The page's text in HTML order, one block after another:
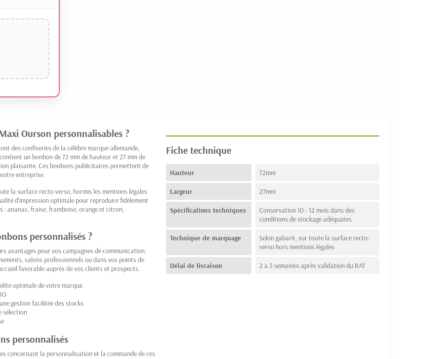
Ourson personnalisables ?
des confiseries de la célèbre marque allemande,
un bonbon de 72 mm de hauteur et 27 mm de
plaisante. Ces bonbons publicitaires permettent de
entreprise.
la surface recto-verso, hormis les mentions légales
d'impression optimale pour reproduire fidèlement
: ananas, fraise, framboise, orange et citron,
personnalisés ?
avantages pour vos campagnes de communication.
salons professionnels ou dans vos points de
favorable auprès de vos clients et prospects.
optimale de votre marque
gestion facilitée des stocks
sélection
personnalisés
concernant la personnalisation et la commande de ces
Fiche technique
Hauteur 72mm
Largeur 27mm
Spécifications techniques
Conservation 10 - 12 mois dans des
conditions de stockage adéquates
Technique de marquage
Selon gabarit, sur toute la surface recto-
verso hors mentions légales
Délai de livraison 2 à 3 semaines après validation du BAT